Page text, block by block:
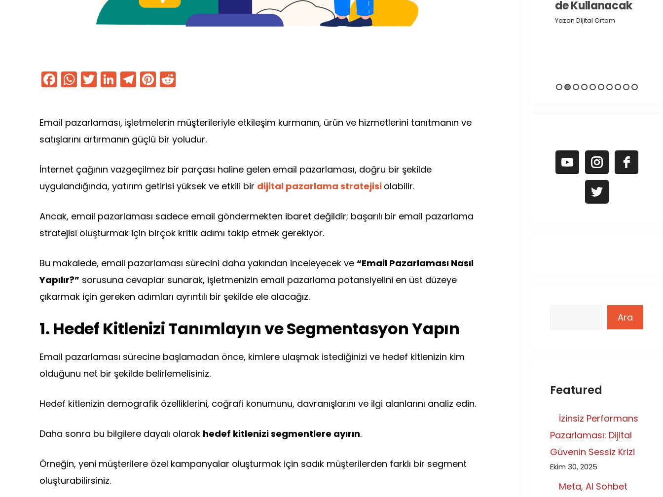
F
e
b
o
k
W
ts
A
p
T
er
Li
e
dI
T
gr
a
Pi
e
st
di
t
Email pazarlaması, işletmelerin müşterileriyle etkileşim kurmanın, ürün ve hizmetlerini tanıtmanın ve
satışlarını artırmanın güçlü bir yoludur.
İnternet çağının vazgeçilmez bir parçası haline gelen email pazarlaması, doğru bir şekilde
uygulandığında, yatırım getirisi yüksek ve etkili bir dijital pazarlama stratejisi olabilir.
Ancak, email pazarlaması sadece email göndermekten ibaret değildir; başarılı bir email pazarlama
stratejisi oluşturmak için birçok kritik adımı takip etmek gerekiyor.
Bu makalede, email pazarlaması sürecini daha yakından inceleyecek ve “Email Pazarlaması Nasıl
Yapılır?” sorusuna cevaplar sunarak, işletmenizin email pazarlama potansiyelini en üst düzeye
çıkarmak için gereken adımları ayrıntılı bir şekilde ele alacağız.
1. Hedef Kitlenizi Tanımlayın ve Segmentasyon Yapın
Email pazarlaması sürecine başlamadan önce, kimlere ulaşmak istediğinizi ve hedef kitlenizin kim
olduğunu net bir şekilde belirlemelisiniz.
Hedef kitlenizin demografik özelliklerini, coğrafi konumunu, davranışlarını ve ilgi alanlarını analiz edin.
Daha sonra bu bilgilere dayalı olarak hedef kitlenizi segmentlere ayırın.
Örneğin, yeni müşterilere özel kampanyalar oluşturmak için sadık müşterilerden farklı bir segment
oluşturabilirsiniz.
Yarıyor Mu?
Yazan Dijital Ortam
de Kullanacak
Yazan Dijital Ortam
Ara
Featured
İzinsiz Performans
Pazarlaması: Dijital
Güvenin Sessiz Krizi
Ekim 30, 2025
Meta, AI Sohbet